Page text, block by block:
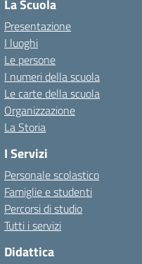
La Scuola
Presentazione
I luoghi
Le persone
I numeri della scuola
Le carte della scuola
Organizzazione
La Storia
I Servizi
Personale scolastico
Famiglie e studenti
Percorsi di studio
Tutti i servizi
Didattica